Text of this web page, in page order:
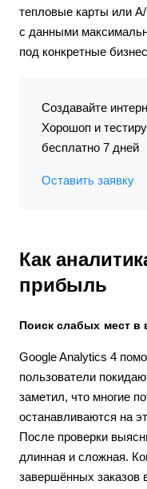
тепловые карты или
с данными
под конкретные
Создавайте
Хорошоп и
бесплатно 7 дней
Оставить заявку
Как
прибыль
Поиск слабых мест в
Google Analytics 4
пользователи
заметил, что многие
останавливаются на
После проверки
длинная и сложная.
завершённых заказов